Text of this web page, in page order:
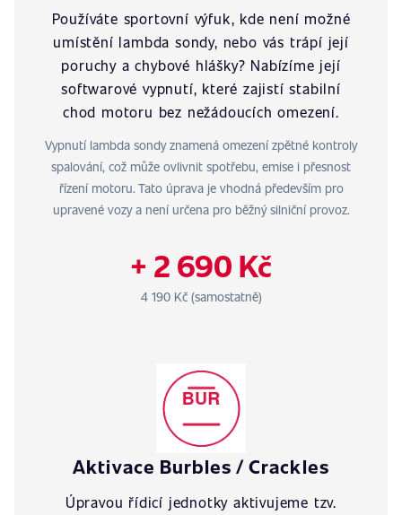
Používáte sportovní výfuk, kde není možné
umístění lambda sondy, nebo vás trápí její
poruchy a chybové hlášky? Nabízíme její
softwarové vypnutí, které zajistí stabilní
chod motoru bez nežádoucích omezení.
Vypnutí lambda sondy znamená omezení zpětné kontroly
spalování, což může ovlivnit spotřebu, emise i přesnost
řízení motoru. Tato úprava je vhodná především pro
upravené vozy a není určena pro běžný silniční provoz.
+ 2 690 Kč
4 190 Kč (samostatně)
Aktivace Burbles / Crackles
Úpravou řídicí jednotky aktivujeme tzv.